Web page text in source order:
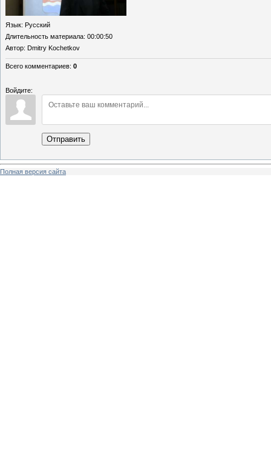
Язык: Русский
Длительность материала: 00:00:50
Автор: Dmitry Kochetkov
Всего комментариев: 0
Войдите:
Отправить
Полная версия сайта